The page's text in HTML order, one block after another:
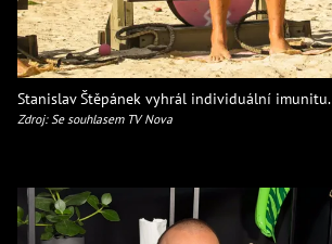
Stanislav Štěpánek vyhrál individuální imunitu.
Zdroj: Se souhlasem TV Nova